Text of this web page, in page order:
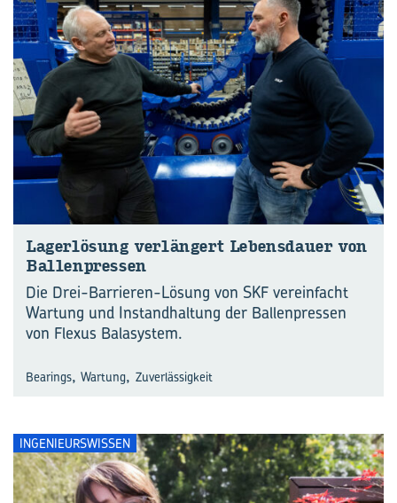
La­ger­lö­sung ver­län­gert Le­bens­dau­er von
Bal­len­pres­sen
Die Drei-Barrieren-Lösung von SKF vereinfacht
Wartung und Instandhaltung der Ballenpressen
von Flexus Balasystem.
Bearings, Wartung, Zuverlässigkeit
INGENIEURSWISSEN